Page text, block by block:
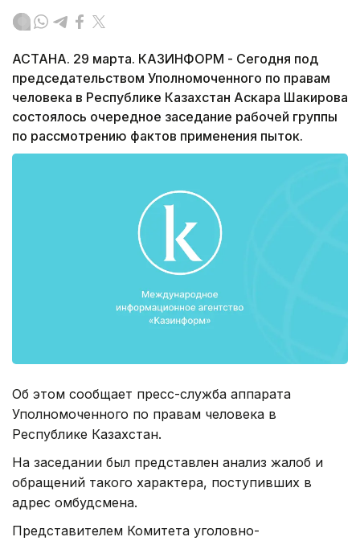
АСТАНА. 29 марта. КАЗИНФОРМ - Сегодня под
председательством Уполномоченного по правам
человека в Республике Казахстан Аскара Шакирова
состоялось очередное заседание рабочей группы
по рассмотрению фактов применения пыток.
Об этом сообщает пресс-служба аппарата
Уполномоченного по правам человека в
Республике Казахстан.
На заседании был представлен анализ жалоб и
обращений такого характера, поступивших в
адрес омбудсмена.
Представителем Комитета уголовно-